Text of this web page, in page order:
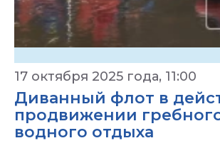
17 октября 2025 года, 11:00
Диванный флот в
продвижении
водного отдыха